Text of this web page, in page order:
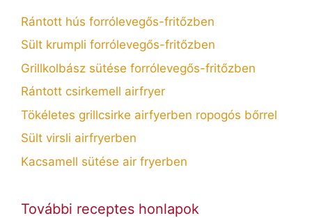
Rántott hús forrólevegős-fritőzben
Sült krumpli forrólevegős-fritőzben
Grillkolbász sütése forrólevegős-fritőzben
Rántott csirkemell airfryer
Tökéletes grillcsirke airfyerben ropogós bőrrel
Sült virsli airfryerben
Kacsamell sütése air fryerben
További receptes honlapok